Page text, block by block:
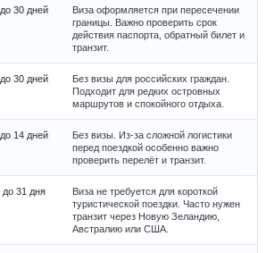
до 30 дней
Виза оформляется при пересечении
границы. Важно проверить срок
действия паспорта, обратный билет и
транзит.
до 30 дней
Без визы для российских граждан.
Подходит для редких островных
маршрутов и спокойного отдыха.
до 14 дней
Без визы. Из-за сложной логистики
перед поездкой особенно важно
проверить перелёт и транзит.
до 31 дня
Виза не требуется для короткой
туристической поездки. Часто нужен
транзит через Новую Зеландию,
Австралию или США.